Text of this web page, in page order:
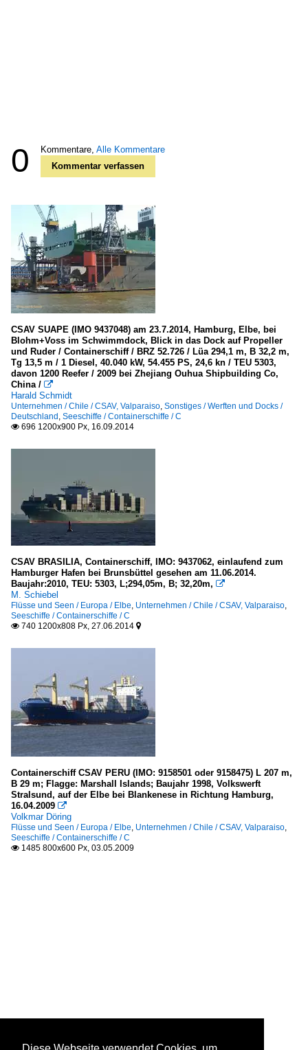
0 Kommentare, Alle Kommentare
Kommentar verfassen
CSAV SUAPE (IMO 9437048) am 23.7.2014, Hamburg, Elbe, bei
Blohm+Voss im Schwimmdock, Blick in das Dock auf Propeller
und Ruder / Containerschiff / BRZ 52.726 / Lüa 294,1 m, B 32,2 m,
Tg 13,5 m / 1 Diesel, 40.040 kW, 54.455 PS, 24,6 kn / TEU 5303,
davon 1200 Reefer / 2009 bei Zhejiang Ouhua Shipbuilding Co,
China / 
Harald Schmidt
Unternehmen / Chile / CSAV, Valparaiso Sonstiges / Werften und Docks /
Deutschland Seeschiffe / Containerschiffe / C
 696 1200x900 Px, 16.09.2014
CSAV BRASILIA, Containerschiff, IMO: 9437062, einlaufend zum
Hamburger Hafen bei Brunsbüttel gesehen am 11.06.2014.
Baujahr:2010, TEU: 5303, L;294,05m, B; 32,20m, 
M. Schiebel
Flüsse und Seen / Europa / Elbe Unternehmen / Chile / CSAV, Valparaiso
Seeschiffe / Containerschiffe / C
 740 1200x808 Px, 27.06.2014 
Containerschiff CSAV PERU (IMO: 9158501 oder 9158475) L 207 m,
B 29 m; Flagge: Marshall Islands; Baujahr 1998, Volkswerft
Stralsund, auf der Elbe bei Blankenese in Richtung Hamburg,
16.04.2009 
Volkmar Döring
Flüsse und Seen / Europa / Elbe Unternehmen / Chile / CSAV, Valparaiso
Seeschiffe / Containerschiffe / C
 1485 800x600 Px, 03.05.2009